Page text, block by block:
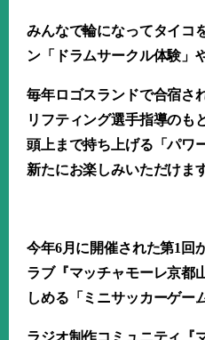
みんなで輪になってタイコ
ン「ドラムサークル体験」や
毎年ロゴスランドで合宿さ
リフティング選手指導のも
頭上まで持ち上げる「パワ
新たにお楽しみいただけます
今年6月に開催された第1 回
ラブ『マッチャモーレ京都
しめる「ミニサッカーゲー
ラジオ制作コミュニティ『